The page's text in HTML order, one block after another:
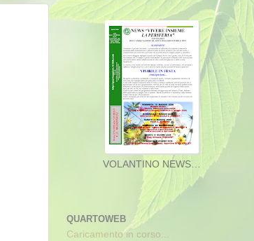
QUARTOWEB
Caricamento in corso...